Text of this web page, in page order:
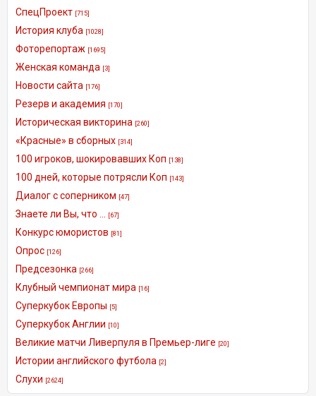
СпецПроект [715]
История клуба [1028]
Фоторепортаж [1695]
Женская команда [3]
Новости сайта [176]
Резерв и академия [170]
Историческая викторина [260]
«Красные» в сборных [314]
100 игроков, шокировавших Коп [138]
100 дней, которые потрясли Коп [143]
Диалог с соперником [47]
Знаете ли Вы, что ... [67]
Конкурс юмористов [81]
Опрос [126]
Предсезонка [266]
Клубный чемпионат мира [16]
Суперкубок Европы [5]
Суперкубок Англии [10]
Великие матчи Ливерпуля в Премьер-лиге [20]
Истории английского футбола [2]
Слухи [2624]